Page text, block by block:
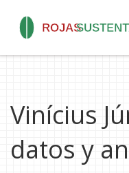
Vinícius
datos y